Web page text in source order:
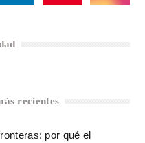
recientes
por qué el